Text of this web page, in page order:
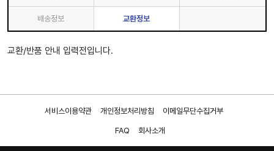
배송정보 교환정보
교환/반품 안내 입력전입니다.
서비스이용약관 개인정보처리방침 이메일무단수집거부
FAQ 회사소개